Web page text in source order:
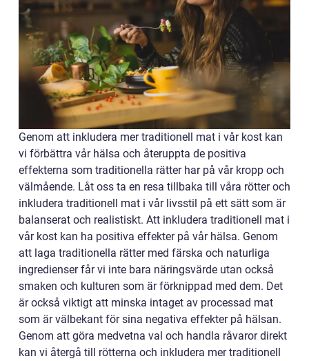
Genom att inkludera mer traditionell mat i vår kost kan
vi förbättra vår hälsa och återuppta de positiva
effekterna som traditionella rätter har på vår kropp och
välmående. Låt oss ta en resa tillbaka till våra rötter och
inkludera traditionell mat i vår livsstil på ett sätt som är
balanserat och realistiskt. Att inkludera traditionell mat i
vår kost kan ha positiva effekter på vår hälsa. Genom
att laga traditionella rätter med färska och naturliga
ingredienser får vi inte bara näringsvärde utan också
smaken och kulturen som är förknippad med dem. Det
är också viktigt att minska intaget av processad mat
som är välbekant för sina negativa effekter på hälsan.
Genom att göra medvetna val och handla råvaror direkt
kan vi återgå till rötterna och inkludera mer traditionell